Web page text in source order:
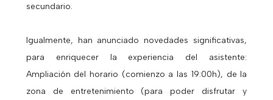
secundario.
Igualmente, han anunciado novedades significativas,
para enriquecer la experiencia del asistente:
Ampliación del horario (comienzo a las 19:00h), de la
zona de entretenimiento (para poder disfrutar y